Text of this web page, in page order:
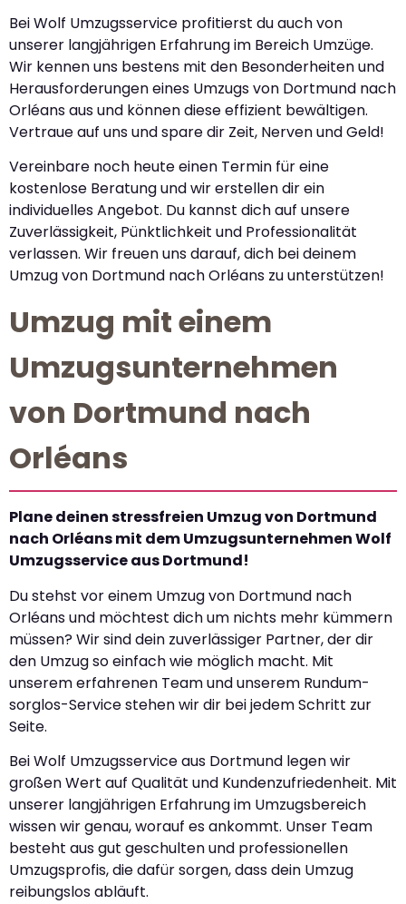
Bei Wolf Umzugsservice profitierst du auch von
unserer langjährigen Erfahrung im Bereich Umzüge.
Wir kennen uns bestens mit den Besonderheiten und
Herausforderungen eines Umzugs von Dortmund nach
Orléans aus und können diese effizient bewältigen.
Vertraue auf uns und spare dir Zeit, Nerven und Geld!
Vereinbare noch heute einen Termin für eine
kostenlose Beratung und wir erstellen dir ein
individuelles Angebot. Du kannst dich auf unsere
Zuverlässigkeit, Pünktlichkeit und Professionalität
verlassen. Wir freuen uns darauf, dich bei deinem
Umzug von Dortmund nach Orléans zu unterstützen!
Umzug mit einem
Umzugsunternehmen
von Dortmund nach
Orléans
Plane deinen stressfreien Umzug von Dortmund
nach Orléans mit dem Umzugsunternehmen Wolf
Umzugsservice aus Dortmund!
Du stehst vor einem Umzug von Dortmund nach
Orléans und möchtest dich um nichts mehr kümmern
müssen? Wir sind dein zuverlässiger Partner, der dir
den Umzug so einfach wie möglich macht. Mit
unserem erfahrenen Team und unserem Rundum-
sorglos-Service stehen wir dir bei jedem Schritt zur
Seite.
Bei Wolf Umzugsservice aus Dortmund legen wir
großen Wert auf Qualität und Kundenzufriedenheit. Mit
unserer langjährigen Erfahrung im Umzugsbereich
wissen wir genau, worauf es ankommt. Unser Team
besteht aus gut geschulten und professionellen
Umzugsprofis, die dafür sorgen, dass dein Umzug
reibungslos abläuft.